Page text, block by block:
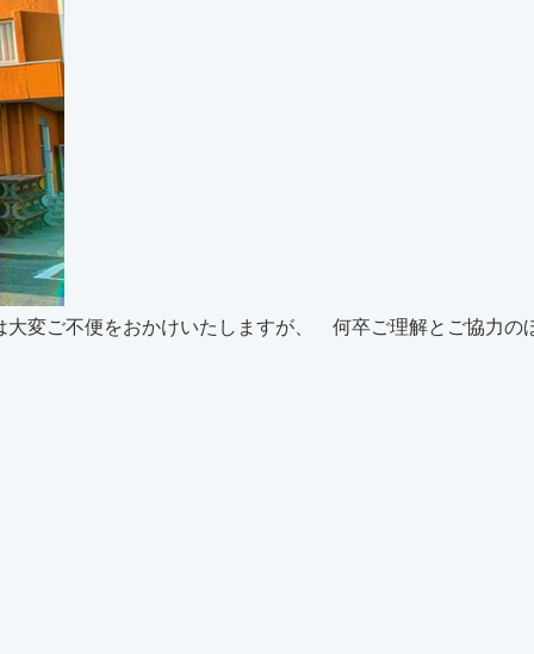
変ご不便をおかけいたしますが、 何卒ご理解とご協力の